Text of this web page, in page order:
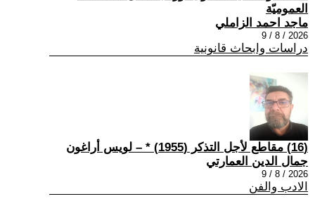
العموميّة
ماجد احمد الزاملي
2026 / 8 / 9
دراسات وابحاث قانونية
(16) مقاطع لأجل التذكر (1955) * – لويس أراغون
جمال الدين العمارتي
2026 / 8 / 9
الادب والفن